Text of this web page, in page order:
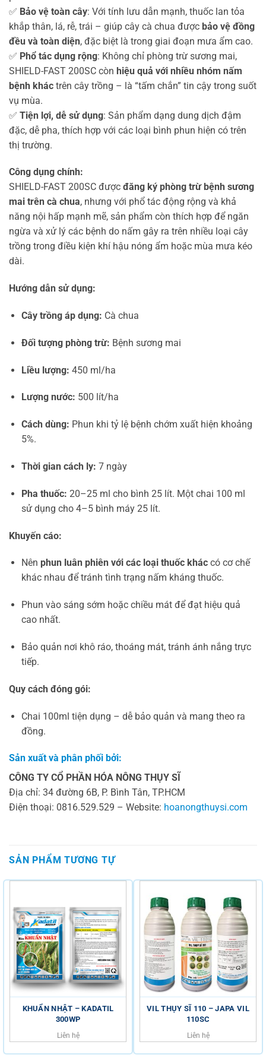
✅ Bảo vệ toàn cây: Với tính lưu dẫn mạnh, thuốc lan tỏa
khắp thân, lá, rễ, trái – giúp cây cà chua được bảo vệ đồng
đều và toàn diện, đặc biệt là trong giai đoạn mưa ẩm cao.
✅ Phổ tác dụng rộng: Không chỉ phòng trừ sương mai,
SHIELD-FAST 200SC còn hiệu quả với nhiều nhóm nấm
bệnh khác trên cây trồng – là “tấm chắn” tin cậy trong suốt
vụ mùa.
✅ Tiện lợi, dễ sử dụng: Sản phẩm dạng dung dịch đậm
đặc, dễ pha, thích hợp với các loại bình phun hiện có trên
thị trường.
Công dụng chính:
SHIELD-FAST 200SC được đăng ký phòng trừ bệnh sương
mai trên cà chua, nhưng với phổ tác động rộng và khả
năng nội hấp mạnh mẽ, sản phẩm còn thích hợp để ngăn
ngừa và xử lý các bệnh do nấm gây ra trên nhiều loại cây
trồng trong điều kiện khí hậu nóng ẩm hoặc mùa mưa kéo
dài.
Hướng dẫn sử dụng:
Cây trồng áp dụng: Cà chua
Đối tượng phòng trừ: Bệnh sương mai
Liều lượng: 450 ml/ha
Lượng nước: 500 lít/ha
Cách dùng: Phun khi tỷ lệ bệnh chớm xuất hiện khoảng
5%.
Thời gian cách ly: 7 ngày
Pha thuốc: 20–25 ml cho bình 25 lít. Một chai 100 ml
sử dụng cho 4–5 bình máy 25 lít.
Khuyến cáo:
Nên phun luân phiên với các loại thuốc kháccó cơ chế
khác nhau để tránh tình trạng nấm kháng thuốc.
Phun vào sáng sớm hoặc chiều mát để đạt hiệu quả
cao nhất.
Bảo quản nơi khô ráo, thoáng mát, tránh ánh nắng trực
tiếp.
Quy cách đóng gói:
Chai 100ml tiện dụng – dễ bảo quản và mang theo ra
đồng.
Sản xuất và phân phối bởi:
CÔNG TY CỔ PHẦN HÓA NÔNG THỤY SĨ
Địa chỉ: 34 đường 6B, P. Bình Tân, TP.HCM
Điện thoại: 0816.529.529 – Website: hoanongthuysi.com
SẢN PHẨM TƯƠNG TỰ
KHUẨN NHẬT – KADATIL
300WP
Liên hệ
VIL THỤY SĨ 110 – JAPA VIL
110SC
Liên hệ